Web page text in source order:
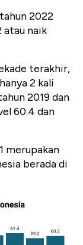
2022
atau naik
terakhir,
2 kali
2019 dan
60.4 dan
merupakan
berada di